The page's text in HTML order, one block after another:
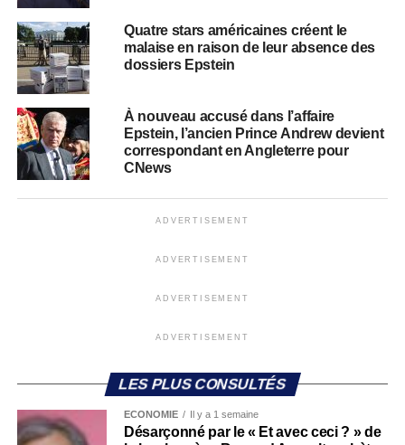
Quatre stars américaines créent le
malaise en raison de leur absence des
dossiers Epstein
À nouveau accusé dans l’affaire
Epstein, l’ancien Prince Andrew devient
correspondant en Angleterre pour
CNews
ADVERTISEMENT
ADVERTISEMENT
ADVERTISEMENT
ADVERTISEMENT
LES PLUS CONSULTÉS
ECONOMIE Il y a 1 semaine
Désarçonné par le « Et avec ceci ? » de